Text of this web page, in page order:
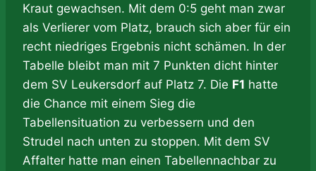
Kraut gewachsen. Mit dem 0:5 geht man zwar
als Verlierer vom Platz, brauch sich aber für ein
recht niedriges Ergebnis nicht schämen. In der
Tabelle bleibt man mit 7 Punkten dicht hinter
dem SV Leukersdorf auf Platz 7. Die F1 hatte
die Chance mit einem Sieg die
Tabellensituation zu verbessern und den
Strudel nach unten zu stoppen. Mit dem SV
Affalter hatte man einen Tabellennachbar zu